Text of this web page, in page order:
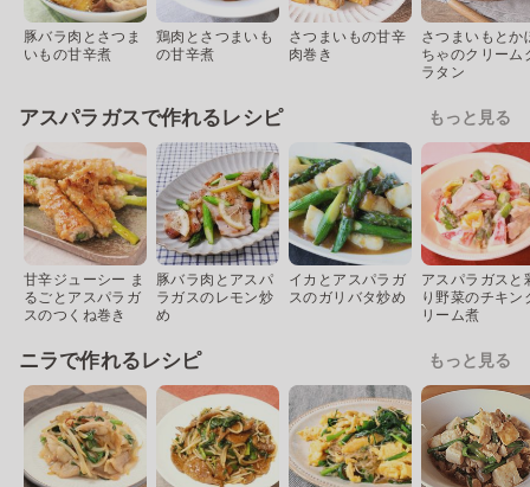
豚バラ肉とさつま
いもの甘辛煮
鶏肉とさつまいも
の甘辛煮
さつまいもの甘辛
肉巻き
さつまいもとか
ちゃのクリーム
ラタン
アスパラガスで作れるレシピ もっと見る
甘辛ジューシー ま
るごとアスパラガ
スのつくね巻き
豚バラ肉とアスパ
ラガスのレモン炒
め
イカとアスパラガ
スのガリバタ炒め
アスパラガスと
り野菜のチキン
リーム煮
ニラで作れるレシピ もっと見る